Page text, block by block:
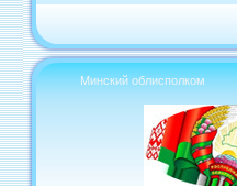
Минский облисполком